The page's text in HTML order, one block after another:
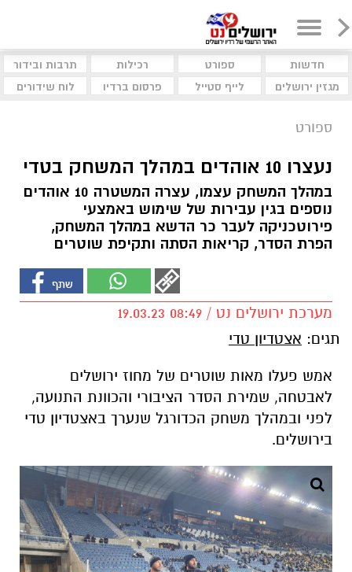
חדשות ספורט רכילות
תרבות ובידור
מגזין ירושלים
לייף סטייל פרסום ברדיו לוח שידורים
ספורט
נעצרו 10 אוהדים במהלך המשחק בטדי
במהלך המשחק עצמו, עצרה המשטרה 10 אוהדים
נוספים בגין עבירות של שימוש באמצעי
פירוטכניקה לעבר כר הדשא במהלך המשחק,
הפרת הסדר, קריאות הסתה ותקיפת שוטרים
מערכת ירושלים נט / 08:49 19.03.23
תגים: אצטדיון טדי
אמש פעלו מאות שוטרים של מחוז ירושלים
לאבטחה, שמירת הסדר הציבורי והכוונת התנועה,
לפני ובמהלך משחק הכדורגל שנערך באצטדיון טדי
בירושלים.